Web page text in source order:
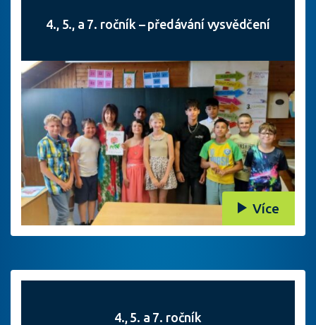
4., 5., a 7. ročník – předávání vysvědčení
Více
4., 5. a 7. ročník